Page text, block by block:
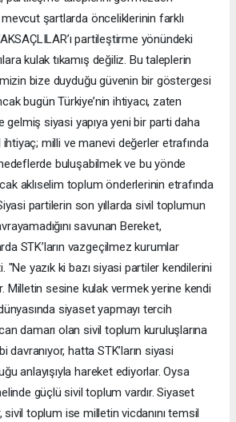
şartlarda önceliklerinin farklı
partileştirme yönündeki
kulak tıkamış değiliz. Bu taleplerin
bize duyduğu güvenin bir göstergesi
bugün Türkiye’nin ihtiyacı, zaten
gelmiş siyasi yapıya yeni bir parti daha
ihtiyaç; milli ve manevi değerler etrafında
buluşabilmek ve bu yönde
aklıselim toplum önderlerinin etrafında
partilerin son yıllarda sivil toplumun
savunan Bereket,
STK’ların vazgeçilmez kurumlar
"Ne yazık ki bazı siyasi partiler kendilerini
Milletin sesine kulak vermek yerine kendi
siyaset yapmayı tercih
damarı olan sivil toplum kuruluşlarına
davranıyor, hatta STK’ların siyasi
anlayışıyla hareket ediyorlar. Oysa
güçlü sivil toplum vardır. Siyaset
sivil toplum ise milletin vicdanını temsil